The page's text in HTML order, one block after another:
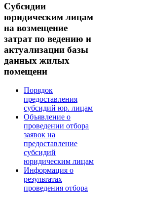
Субсидии
юридическим лицам
на возмещение
затрат по ведению и
актуализации базы
данных жилых
помещени
Порядок
предоставления
субсидий юр. лицам
Объявление о
проведении отбора
заявок на
предоставление
субсидий
юридическим лицам
Информация о
результатах
проведения отбора